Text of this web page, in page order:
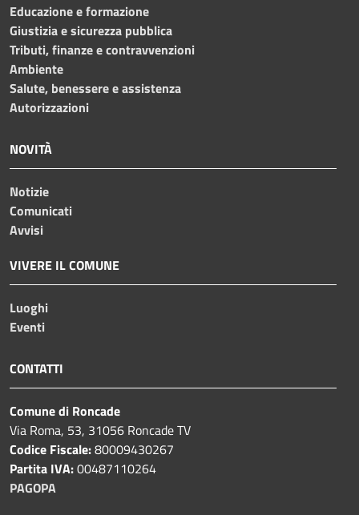
Educazione e formazione
Giustizia e sicurezza pubblica
Tributi, finanze e contravvenzioni
Ambiente
Salute, benessere e assistenza
Autorizzazioni
NOVITÀ
Notizie
Comunicati
Avvisi
VIVERE IL COMUNE
Luoghi
Eventi
CONTATTI
Comune di Roncade
Via Roma, 53, 31056 Roncade TV
Codice Fiscale:80009430267
Partita IVA:00487110264
PAGOPA